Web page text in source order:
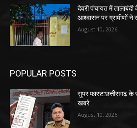
देवरी पंचायत में
आश्वासन पर ग्रामीणों ने
August 10, 2026
POPULAR POSTS
सुपर फास्ट:छत्तीसगढ़ के
खबरे
August 10, 2026